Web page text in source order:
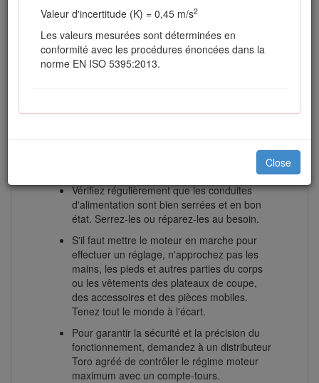
Valeur d'incertitude (K) = 0,45 m/s2
Les valeurs mesurées sont déterminées en
conformité avec les procédures énoncées dans la
norme EN ISO 5395:2013.
Close
détecter les fuites, jamais les mains. Les
fuites de liquide hydraulique sous pression
peuvent transpercer la peau et causer des
blessures graves. Consultez immédiatement
Arrêtez le moteur et abaissez les plateaux de
complètement le circuit hydraulique avant de
Vérifiez régulièrement que les conduites
d'alimentation sont bien serrées et en bon
état. Serrez-les ou réparez-les au besoin.
S'il faut mettre le moteur en marche pour
effectuer un réglage, n'approchez pas les
mains, les pieds et autres parties du corps
ou les vêtements des plateaux de coupe,
des accessoires et des pièces mobiles.
Tenez tout le monde à l'écart.
Pour garantir la sécurité et la précision du
fonctionnement, demandez à un distributeur
Toro agréé de contrôler le régime moteur
maximum avec un compte-tours.